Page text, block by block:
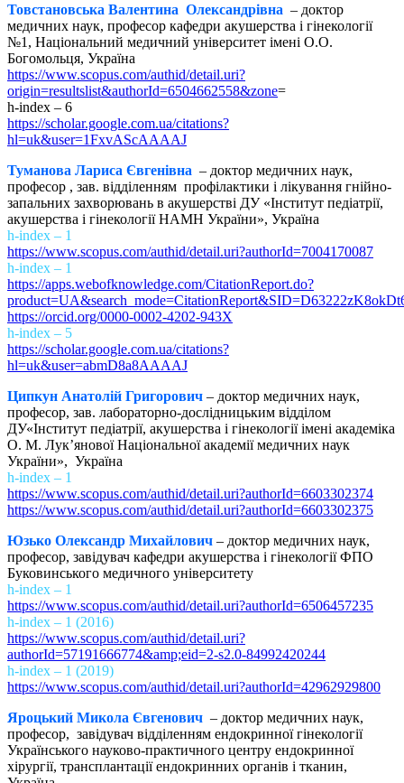
Товстановська Валентина Олександрівна – доктор
медичних наук, професор кафедри акушерства і гінекології
№1, Національний медичний університет імені О.О.
Богомольця, Україна
https://www.scopus.com/authid/detail.uri?
origin=resultslist&authorId=6504662558&zone=
h-index – 6
https://scholar.google.com.ua/citations?
hl=uk&user=1FxvAScAAAAJ
Туманова Лариса Євгенівна – доктор медичних наук,
професор , зав. відділенням профілактики і лікування гнійно-
запальних захворювань в акушерстві ДУ «Інститут педіатрії,
акушерства і гінекології НАМН України», Україна
h-index – 1
https://www.scopus.com/authid/detail.uri?authorId=7004170087
h-index – 1
https://apps.webofknowledge.com/CitationReport.do?
https://orcid.org/0000-0002-4202-943X
h-index – 5
https://scholar.google.com.ua/citations?
hl=uk&user=abmD8a8AAAAJ
Ципкун Анатолій Григорович – доктор медичних наук,
професор, зав. лабораторно-дослідницьким відділом
ДУ«Інститут педіатрії, акушерства і гінекології імені академіка
О. М. Лук’янової Національної академії медичних наук
України», Україна
h-index – 1
https://www.scopus.com/authid/detail.uri?authorId=6603302374
https://www.scopus.com/authid/detail.uri?authorId=6603302375
Юзько Олександр Михайлович – доктор медичних наук,
професор, завідувач кафедри акушерства і гінекології ФПО
Буковинського медичного університету
h-index – 1
https://www.scopus.com/authid/detail.uri?authorId=6506457235
h-index – 1 (2016)
https://www.scopus.com/authid/detail.uri?
authorId=57191666774&amp;eid=2-s2.0-84992420244
h-index – 1 (2019)
https://www.scopus.com/authid/detail.uri?authorId=42962929800
Яроцький Микола Євгенович – доктор медичних наук,
професор, завідувач відділенням ендокринної гінекології
Українського науково-практичного центру ендокринної
хірургії, трансплантації ендокринних органів і тканин,